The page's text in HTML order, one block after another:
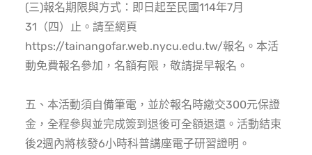
(三)報名期限與方式：即日起至民國114年7月
31（四）止。請至網頁
https://tainangofar.web.nycu.edu.tw/報名。本活
動免費報名參加，名額有限，敬請提早報名。
五、本活動須自備筆電，並於報名時繳交300元保證
金，全程參與並完成簽到退後可全額退還。活動結束
後2週內將核發6小時科普講座電子研習證明。